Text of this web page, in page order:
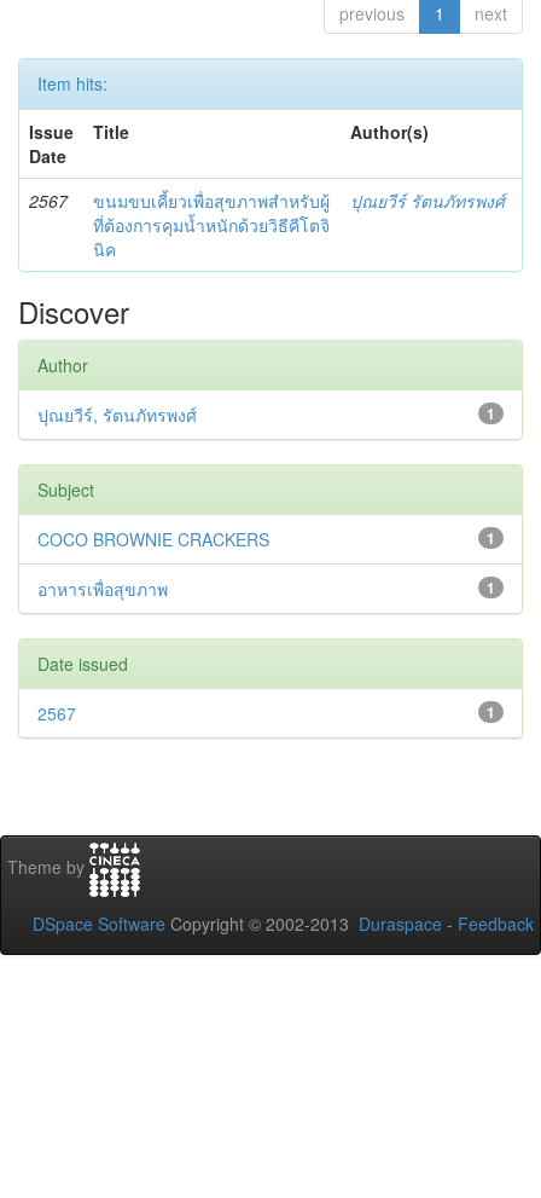
previous 1 next
Item hits:
Issue
Date
Title Author(s)
2567
ขนมขบเคี้ยวเพื่อสุขภาพสำหรับผู้
ที่ต้องการคุมน้ำหนักด้วยวิธีคีโตจิ
นิค
ปุณยวีร์ รัตนภัทรพงศ์
Discover
Author
1
ปุณยวีร์, รัตนภัทรพงศ์
Subject
1
COCO BROWNIE CRACKERS
1
อาหารเพื่อสุขภาพ
Date issued
1
2567
Theme by
DSpace Software Copyright © 2002-2013 Duraspace - Feedback